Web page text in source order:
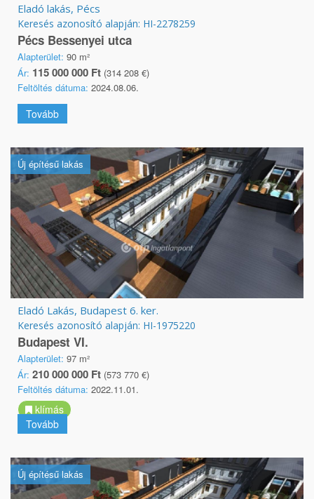
Eladó lakás, Pécs
Keresés azonosító alapján: HI-2278259
Pécs Bessenyei utca
Alapterület: 90 m²
Ár: 115 000 000 Ft (314 208 €)
Feltöltés dátuma: 2024.08.06.
Tovább
Új építésű lakás
Eladó Lakás, Budapest 6. ker.
Keresés azonosító alapján: HI-1975220
Budapest VI.
Alapterület: 97 m²
Ár: 210 000 000 Ft (573 770 €)
Feltöltés dátuma: 2022.11.01.
klímás
Tovább
Új építésű lakás